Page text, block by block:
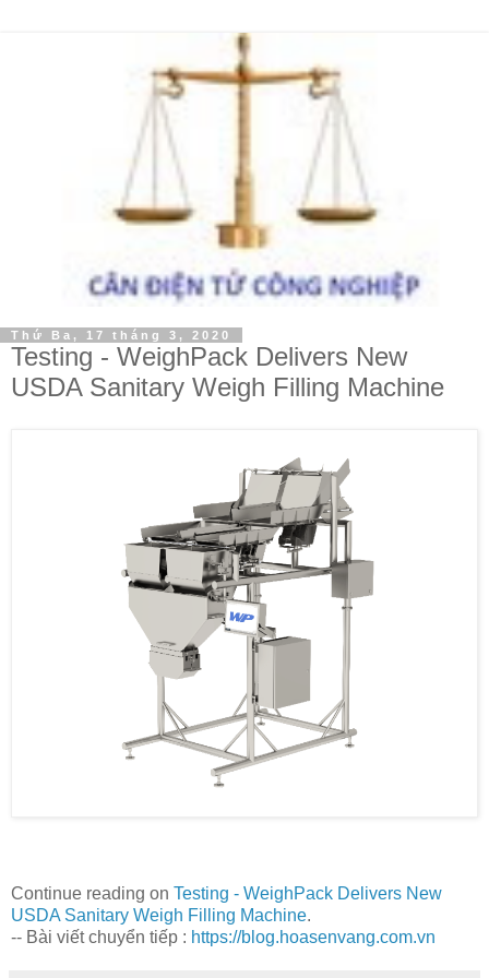
Thứ Ba, 17 tháng 3, 2020
Testing - WeighPack Delivers New
USDA Sanitary Weigh Filling Machine
Continue reading on Testing - WeighPack Delivers New
USDA Sanitary Weigh Filling Machine.
-- Bài viết chuyển tiếp : https://blog.hoasenvang.com.vn